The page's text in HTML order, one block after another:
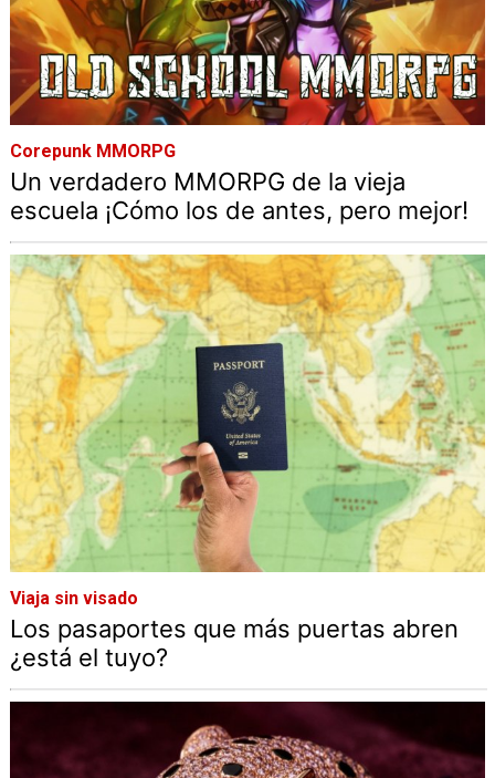
Corepunk MMORPG
Un verdadero MMORPG de la vieja
escuela ¡Cómo los de antes, pero mejor!
Viaja sin visado
Los pasaportes que más puertas abren
¿está el tuyo?